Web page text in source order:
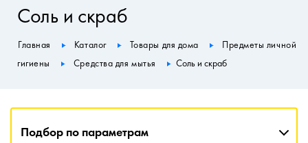
Соль и скраб
Главная Каталог Товары для дома
Предметы личной
гигиены
Средства для мытья Соль и скраб
Подбор по параметрам